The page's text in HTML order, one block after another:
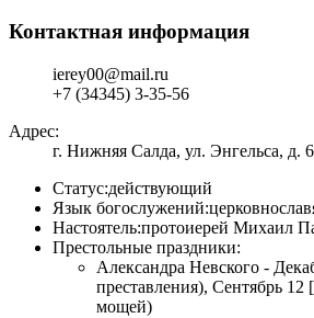
Контактная информация
ierey00@mail.ru
+7 (34345) 3-35-56
Адрес:
г. Нижняя Салда, ул. Энгельса, д.
Статус:действующий
Язык богослужений:
Настоятель:протоиерей Михаил
Престольные праздники:
Александра Невского -
преставления), Сентябрь 12
мощей)